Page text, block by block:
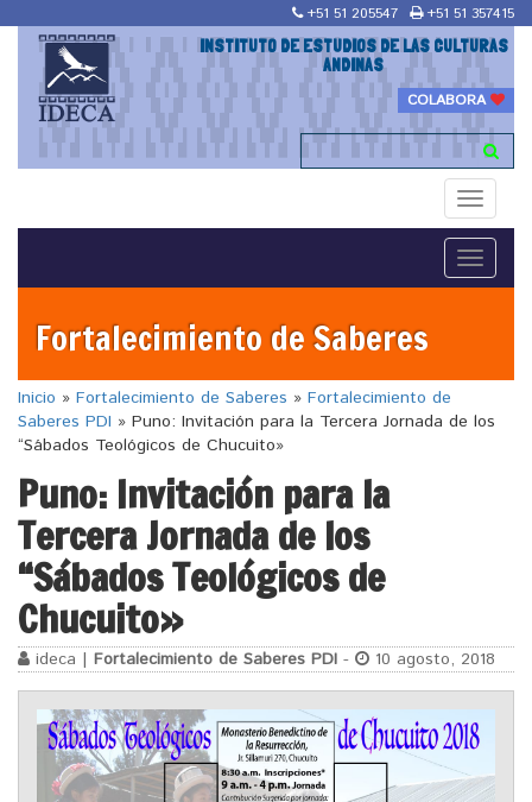
+51 51 205547 +51 51 357415
INSTITUTO DE ESTUDIOS DE LAS CULTURAS
ANDINAS
COLABORA
Toggle
Toggle
Fortalecimiento de Saberes
Inicio » Fortalecimiento de Saberes » Fortalecimiento de
Saberes PDI » Puno: Invitación para la Tercera Jornada de los
“Sábados Teológicos de Chucuito»
Puno: Invitación para la
Tercera Jornada de los
“Sábados Teológicos de
Chucuito»
ideca | Fortalecimiento de Saberes PDI - 10 agosto, 2018